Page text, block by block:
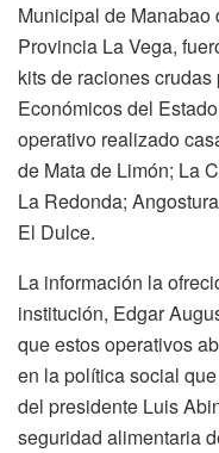
Municipal de
Provincia La Vega,
kits de raciones
Económicos del
operativo realizado
de Mata de Limón; La
La Redonda;
El Dulce.
La información la
institución, Edgar
que estos operativos
en la política social
del presidente Luis
seguridad alimentaria